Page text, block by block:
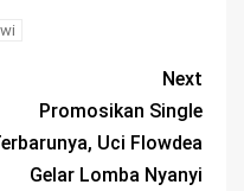
Next
Promosikan Single
Uci Flowdea
Gelar Lomba Nyanyi